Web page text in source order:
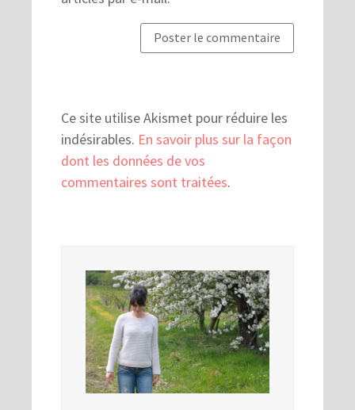
Ce site utilise Akismet pour réduire les
indésirables. En savoir plus sur la façon
dont les données de vos
commentaires sont traitées.